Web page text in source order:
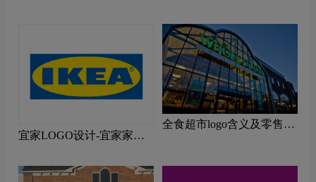
宜家LOGO设计-宜家家居
全食超市logo含义及零售品